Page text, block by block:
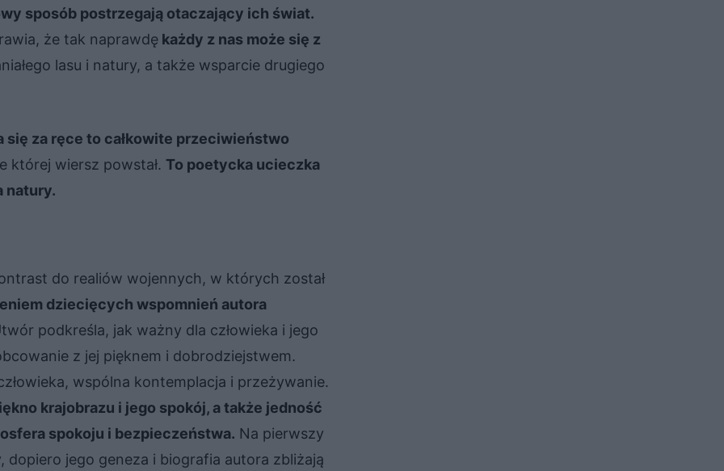
sposób postrzegają otaczający ich świat.
że tak naprawdę każdy z nas może się z
lasu i natury, a także wsparcie drugiego
się za ręce to całkowite przeciwieństwo
której wiersz powstał. To poetycka ucieczka
natury.
do realiów wojennych, w których został
dziecięcych wspomnień autora
podkreśla, jak ważny dla człowieka i jego
z jej pięknem i dobrodziejstwem.
wspólna kontemplacja i przeżywanie.
krajobrazu i jego spokój, a także jedność
spokoju i bezpieczeństwa. Na pierwszy
jego geneza i biografia autora zbliżają